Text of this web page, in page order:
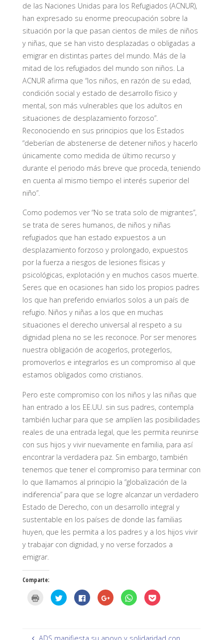
de las Naciones Unidas para los Refugiados (ACNUR),
han expresado su enorme preocupación sobre la
situación por la que pasan cientos de miles de niños
y niñas, que se han visto desplazadas o obligadas a
emigrar en distintas partes del mundo. Más de la
mitad de los refugiados del mundo son niños. La
ACNUR afirma que “los niños, en razón de su edad,
condición social y estado de desarrollo físico y
mental, son más vulnerables que los adultos en
situaciones de desplazamiento forzoso”.
Reconociendo en sus principios que los Estados
“deberían de abstenerse de detener niños y hacerlo
únicamente como medida de último recurso y
durante el periodo más breve que proceda, teniendo
en cuenta al mismo tiempo el interés superior del
niño”.
Como podemos ver “No se trata solo de migrantes”,
se trata de seres humanos, de niños y niñas
refugiados que han estado expuestos a un
desplazamiento forzoso y prolongado, expuestos
por la fuerza a riesgos de lesiones físicas y
psicológicas, explotación y en muchos casos muerte.
Seres que en ocasiones han sido los propios padres
los que han preferido enviarlos solos a un país de
refugio. Niños y niñas a los que en muchas
situaciones el derecho universal al respeto a su
dignidad plena no se les reconoce. Por ser menores
nuestra obligación de acogerlos, protegerlos,
promoverlos e integrarlos es un compromiso al que
estamos obligados como cristianos.
Pero este compromiso con los niños y las niñas que
han entrado a los EE.UU. sin sus padres, contempla
también luchar para que se amplíen las posibilidades
reales de una entrada legal, que les permita reunirse
con sus hijos y vivir nuevamente en familia, para así
encontrar la verdadera paz. Sin embargo, también
tenemos que tener el compromiso para terminar con
lo que llamamos al principio la “globalización de la
indiferencia” para que se logre alcanzar un verdadero
Estado de Derecho, con un desarrollo integral y
sustentable en los países de donde las familias
huyen, que les permita a los padres y a los hijos vivir
y trabajar con dignidad, y no verse forzados a
emigrar.
Comparte:
p
H
a
p
H
a
p
H
a
p
H
a
p
H
a
p